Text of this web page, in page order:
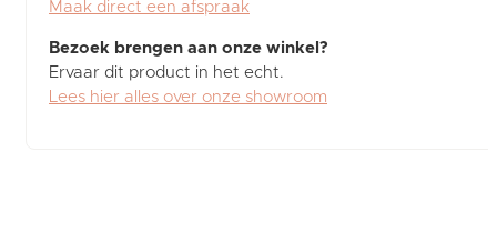
Maak direct een afspraak
Bezoek brengen aan onze winkel?
Ervaar dit product in het echt.
Lees hier alles over onze showroom